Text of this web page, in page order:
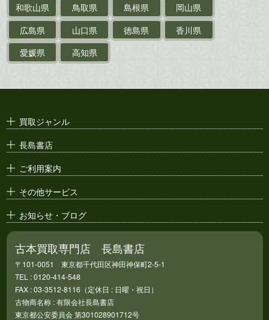
支那・満洲・朝鮮・
台湾関係古資料
ポスター・チラシ・
和歌山県
鳥取県 島根県
岡山県
広島県
山口県 徳島県
香川県
愛媛県
高知県
買取ジャンル
長島書店
ご利用案内
その他サービス
お知らせ・ブログ
古本買取専門店 長島書店
〒101-0051 東京都千代田区神田神保町2-5-1
TEL : 0120-414-548
FAX : 03-3512-8116（定休日 : 日曜・祝日）
古物商名称 : 有限会社長島書店
東京都公安委員会 第301028901712号